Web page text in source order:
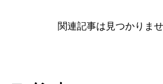
関連記事は見つかりませ